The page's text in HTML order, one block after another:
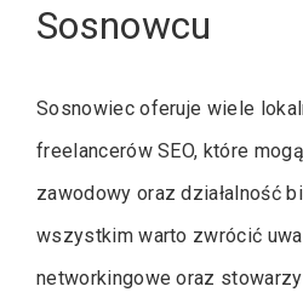
Sosnowcu
Sosnowiec oferuje wiele
freelancerów SEO, które
zawodowy oraz działalność
wszystkim warto zwrócić
networkingowe oraz